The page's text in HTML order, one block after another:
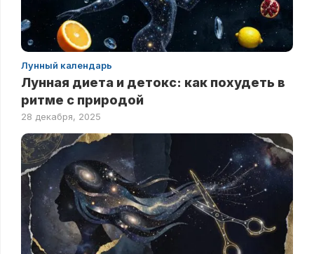
Лунный календарь
Лунная диета и детокс: как похудеть в
ритме с природой
28 декабря, 2025